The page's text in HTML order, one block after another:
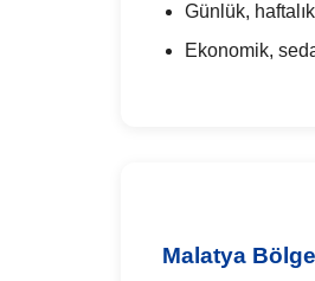
Günlük,
Ekonomik,
Malatya